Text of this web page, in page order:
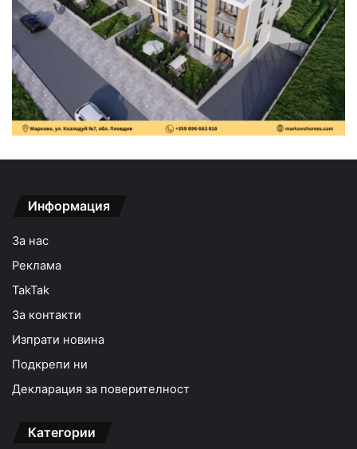
Информация
За нас
Реклама
TakTak
За контакти
Изпрати новина
Подкрепи ни
Декларация за поверителност
Категории